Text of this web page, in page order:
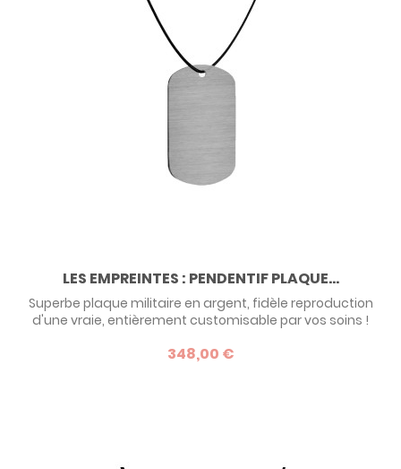
LES EMPREINTES : PENDENTIF PLAQUE...
Superbe plaque militaire en argent, fidèle reproduction
d'une vraie, entièrement customisable par vos soins !
de personnaliser votre plaque militaire avec le texte de
348,00 €